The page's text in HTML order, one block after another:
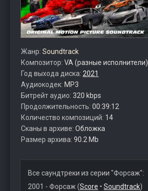
Жанр: Soundtrack
Композитор: VA (разные исполнители)
Год выхода диска: 2021
Аудиокодек: MP3
Битрейт аудио: 320 kbps
Продолжительность: 00:39:12
Количество композиций: 14
Сканы в архиве: Обложка
Размер архива: 90.2 Mb
Все саундтреки из серии "Форсаж":
2001 - Форсаж (Score • Soundtrack)